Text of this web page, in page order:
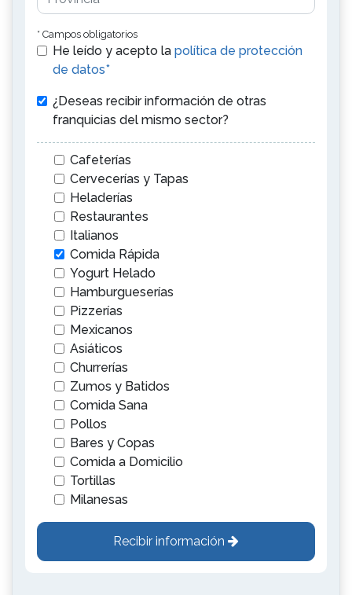
* Campos obligatorios
He leído y acepto la política de protección
de datos*
¿Deseas recibir información de otras
franquicias del mismo sector?
Cafeterías
Cervecerías y Tapas
Heladerías
Restaurantes
Italianos
Comida Rápida
Yogurt Helado
Hamburgueserías
Pizzerías
Mexicanos
Asiáticos
Churrerías
Zumos y Batidos
Comida Sana
Pollos
Bares y Copas
Comida a Domicilio
Tortillas
Milanesas
Recibir información